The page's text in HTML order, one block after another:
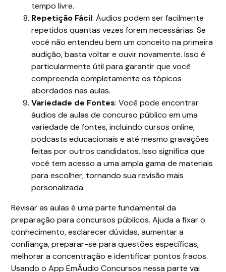
tempo livre.
Repetição Fácil: Áudios podem ser facilmente
repetidos quantas vezes forem necessárias. Se
você não entendeu bem um conceito na primeira
audição, basta voltar e ouvir novamente. Isso é
particularmente útil para garantir que você
compreenda completamente os tópicos
abordados nas aulas.
Variedade de Fontes: Você pode encontrar
áudios de aulas de concurso público em uma
variedade de fontes, incluindo cursos online,
podcasts educacionais e até mesmo gravações
feitas por outros candidatos. Isso significa que
você tem acesso a uma ampla gama de materiais
para escolher, tornando sua revisão mais
personalizada.
Revisar as aulas é uma parte fundamental da
preparação para concursos públicos. Ajuda a fixar o
conhecimento, esclarecer dúvidas, aumentar a
confiança, preparar-se para questões específicas,
melhorar a concentração e identificar pontos fracos.
Usando o App EmÁudio Concursos nessa parte vai